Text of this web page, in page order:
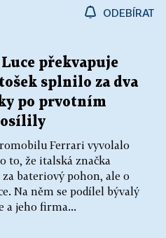
ODEBÍRAT
překvapuje
splnilo za dva
po prvotním
Ferrari vyvolalo
to, že italská značka
bateriový pohon, ale o
Na něm se podílel bývalý
a jeho firma...